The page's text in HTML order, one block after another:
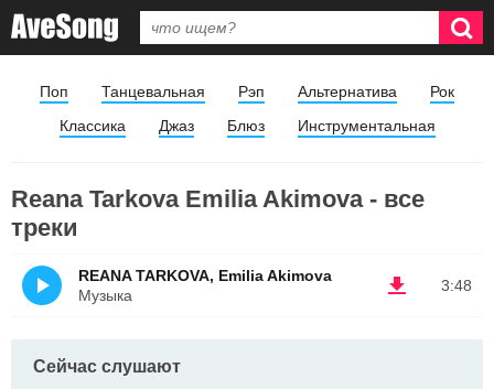
Поп Танцевальная Рэп Альтернатива
Рок
Классика
Джаз Блюз Инструментальная
Reana Tarkova Emilia Akimova - все
треки
3:48
REANA TARKOVA, Emilia Akimova
Музыка
Сейчас слушают